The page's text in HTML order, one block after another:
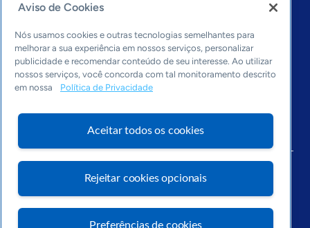
Últimas notícias
Entre em contato
Editorias
Economia & Política
Inovação & Tecnologia
Arquivo
Aviso de Cookies
Nós usamos cookies e outras tecnologias semelhantes para
melhorar a sua experiência em nossos serviços, personalizar
publicidade e recomendar conteúdo de seu interesse. Ao utilizar
nossos serviços, você concorda com tal monitoramento descrito
em nossa
Política de Privacidade
Aceitar todos os cookies
Rejeitar cookies opcionais
Preferências de cookies